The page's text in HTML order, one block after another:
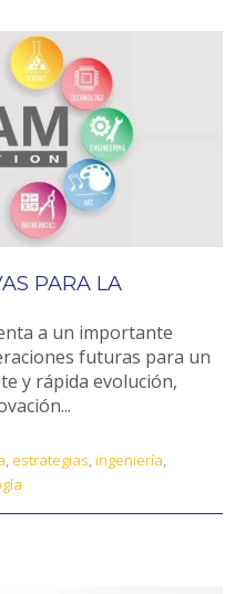
PARA LA
a un importante
futuras para un
y rápida evolución,
,estrategias,ingeniería,